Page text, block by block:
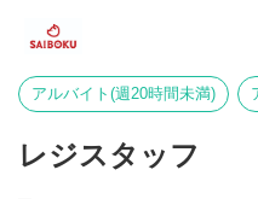
アルバイト(週20時間未満)
レジスタッフ